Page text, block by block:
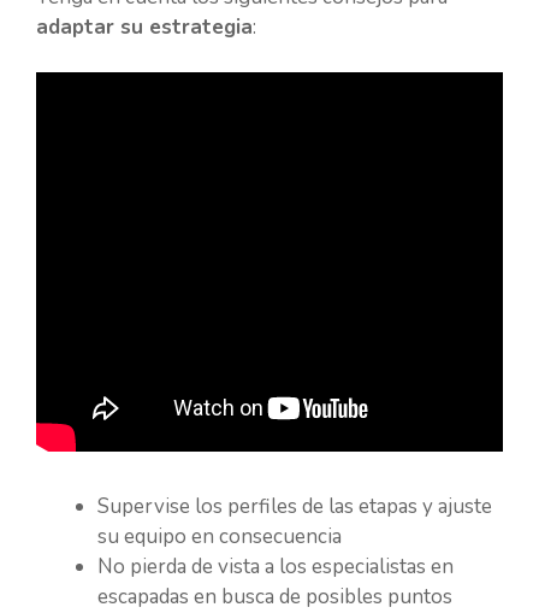
adaptar su estrategia:
Supervise los perfiles de las etapas y ajuste
su equipo en consecuencia
No pierda de vista a los especialistas en
escapadas en busca de posibles puntos